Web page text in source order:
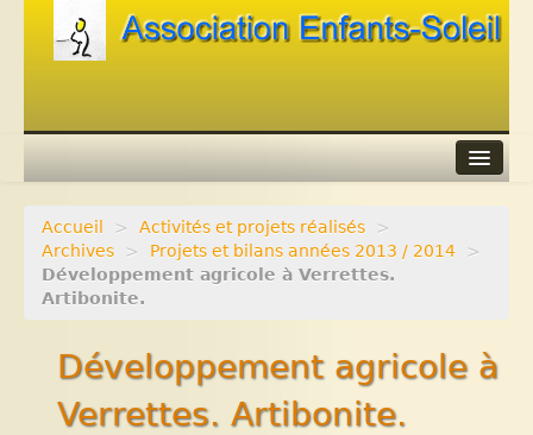
Agenda
Adhérer
Accueil > Activités et projets réalisés
>
Archives
> Projets et bilans années 2013 / 2014
>
Développement agricole à Verrettes.
Artibonite.
Développement agricole à
Verrettes. Artibonite.